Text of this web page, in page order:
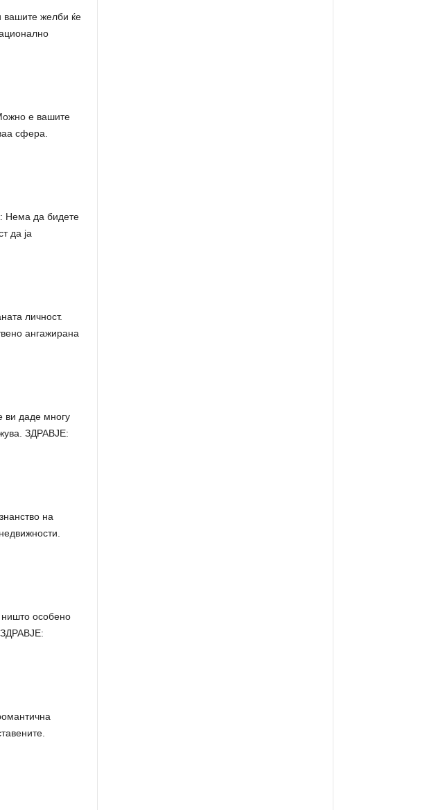
вашите желби ќе
е вашите
сфера.
Нема да бидете
да ја
личност.
ангажирана
ви даде многу
ЗДРАВЈЕ:
на
особено